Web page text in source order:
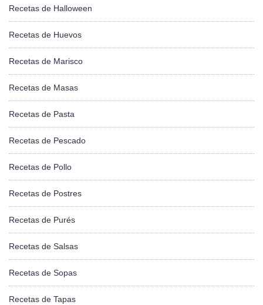
Recetas de Halloween
Recetas de Huevos
Recetas de Marisco
Recetas de Masas
Recetas de Pasta
Recetas de Pescado
Recetas de Pollo
Recetas de Postres
Recetas de Purés
Recetas de Salsas
Recetas de Sopas
Recetas de Tapas